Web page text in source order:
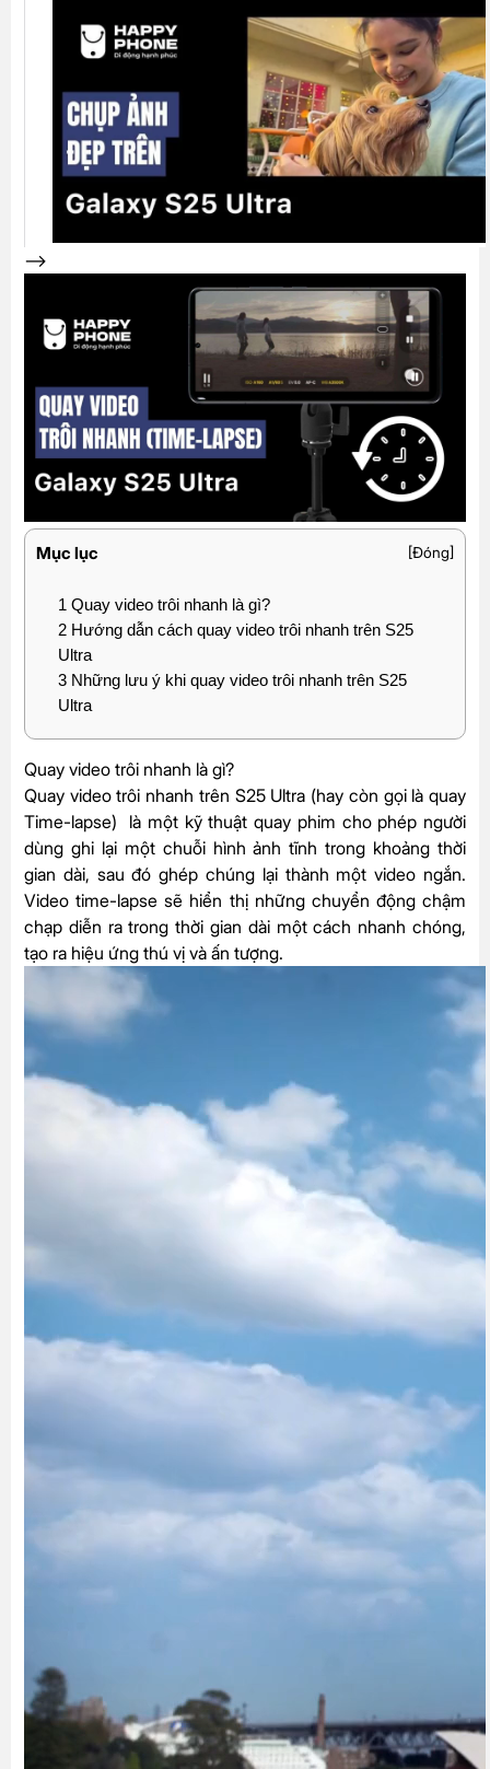
-->
Mục lục [Đóng]
1 Quay video trôi nhanh là gì?
2 Hướng dẫn cách quay video trôi nhanh trên S25
Ultra
3 Những lưu ý khi quay video trôi nhanh trên S25
Ultra
Quay video trôi nhanh là gì?
Quay video trôi nhanh trên S25 Ultra (hay còn gọi là quay
Time-lapse) là một kỹ thuật quay phim cho phép người
dùng ghi lại một chuỗi hình ảnh tĩnh trong khoảng thời
gian dài, sau đó ghép chúng lại thành một video ngắn.
Video time-lapse sẽ hiển thị những chuyển động chậm
chạp diễn ra trong thời gian dài một cách nhanh chóng,
tạo ra hiệu ứng thú vị và ấn tượng.